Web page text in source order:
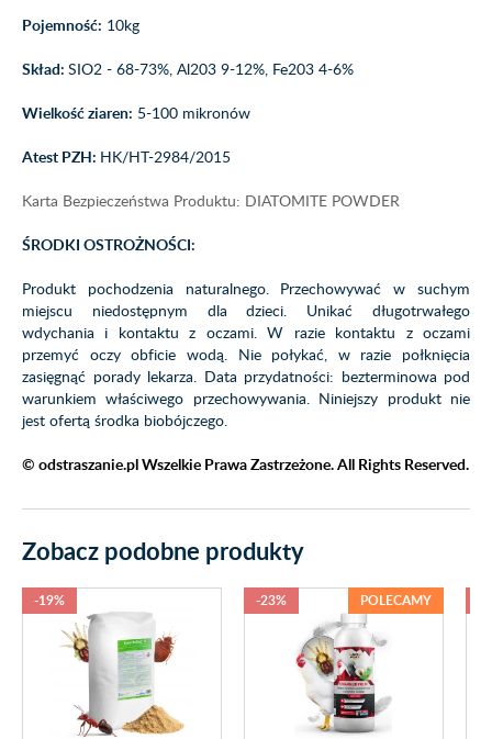
Pojemność: 10kg
Skład: SIO2 - 68-73%, Al203 9-12%, Fe203 4-6%
Wielkość ziaren: 5-100 mikronów
Atest PZH: HK/HT-2984/2015
Karta Bezpieczeństwa Produktu: DIATOMITE POWDER
ŚRODKI OSTROŻNOŚCI:
Produkt pochodzenia naturalnego. Przechowywać w suchym
miejscu niedostępnym dla dzieci. Unikać długotrwałego
wdychania i kontaktu z oczami. W razie kontaktu z oczami
przemyć oczy obficie wodą. Nie połykać, w razie połknięcia
zasięgnąć porady lekarza. Data przydatności: bezterminowa pod
warunkiem właściwego przechowywania. Niniejszy produkt nie
jest ofertą środka biobójczego.
© odstraszanie.pl Wszelkie Prawa Zastrzeżone. All Rights Reserved.
Zobacz podobne produkty
-19% -23% POLECAMY